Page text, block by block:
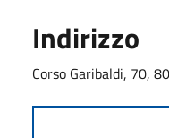
Indirizzo
Corso Garibaldi, 70,